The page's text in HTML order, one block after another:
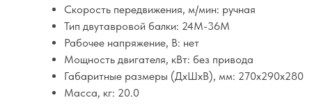
Скорость передвижения, м/мин: ручная
Тип двутавровой балки: 24М-36М
Рабочее напряжение, В: нет
Мощность двигателя, кВт: без привода
Габаритные размеры (ДхШхВ), мм: 270х290х280
Масса, кг: 20.0